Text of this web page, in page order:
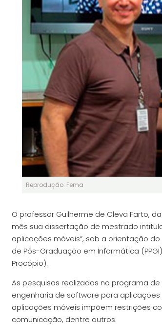
Reprodução: Fema
O professor Guilherme de Cleva Farto,
mês sua dissertação de mestrado
aplicações móveis”, sob a orientação
de Pós-Graduação em Informática
Procópio).
As pesquisas realizadas no programa
engenharia de software para
aplicações móveis impõem restrições
comunicação, dentre outros.